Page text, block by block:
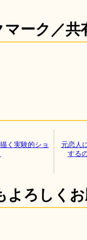
ーク／共
く実験的ショ
元恋人
する
よろしく